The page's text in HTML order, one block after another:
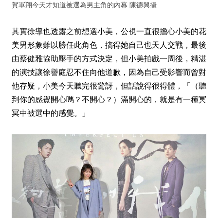
賀軍翔今天才知道被選為男主角的內幕 陳德興攝
其實徐導也透露之前想選小美，公視一直很擔心小美的花
美男形象難以勝任此角色，搞得她自己也天人交戰，最後
由蔡健雅協助壓手的方式決定，但小美拍戲一周後，精湛
的演技讓徐譽庭忍不住向他道歉，因為自己受影響而曾對
他存疑，小美今天聽完很驚訝，但話說得很得體，「（聽
到你的感覺開心嗎？不開心？）滿開心的，就是有一種冥
冥中被選中的感覺。」